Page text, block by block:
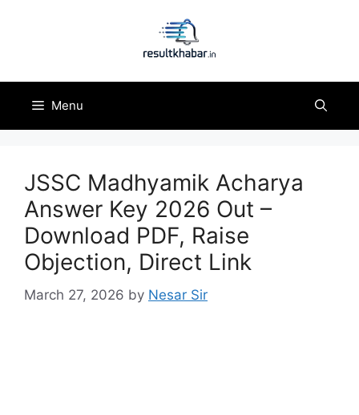
Menu
JSSC Madhyamik Acharya
Answer Key 2026 Out –
Download PDF, Raise
Objection, Direct Link
March 27, 2026 by Nesar Sir